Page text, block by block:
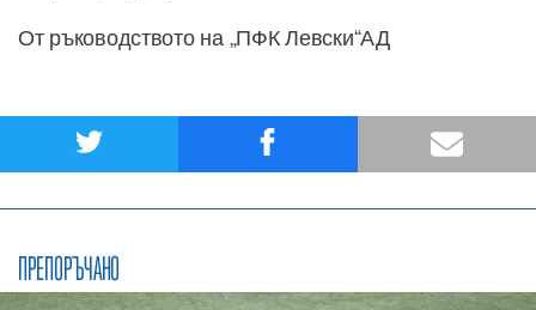
От ръководството на „ПФК Левски“АД
ПРЕПОРЪЧАНО